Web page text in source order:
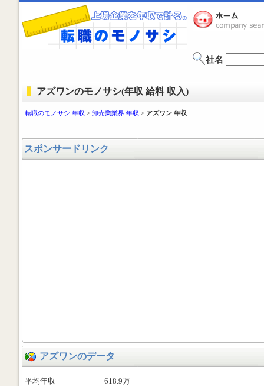
社名
アズワンのモノサシ(年収 給料 収入)
転職のモノサシ 年収 > 卸売業業界 年収 > アズワン 年収
スポンサードリンク
アズワンのデータ
平均年収 618.9万